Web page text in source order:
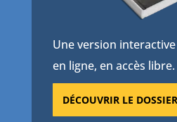
Une version
en ligne, en accès libre.
DÉCOUVRIR LE